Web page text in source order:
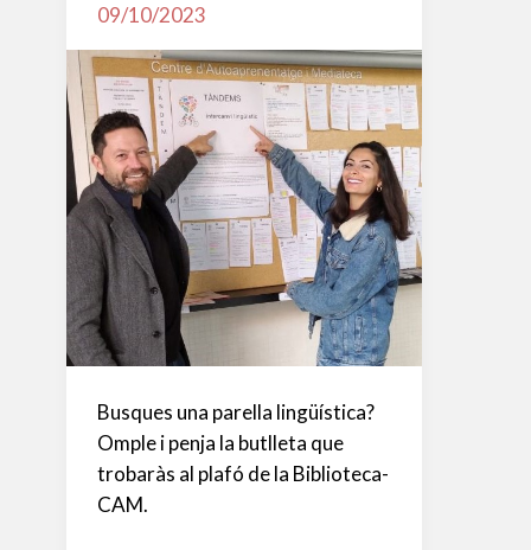
09/10/2023
Busques una parella lingüística?
Omple i penja la butlleta que
trobaràs al plafó de la Biblioteca-
CAM.